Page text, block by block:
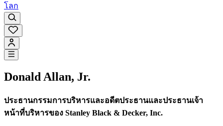
โลก
Donald Allan, Jr.
ประธานกรรมการบริหารและอดีตประธานและประธานเจ้า
หน้าที่บริหารของ Stanley Black & Decker, Inc.